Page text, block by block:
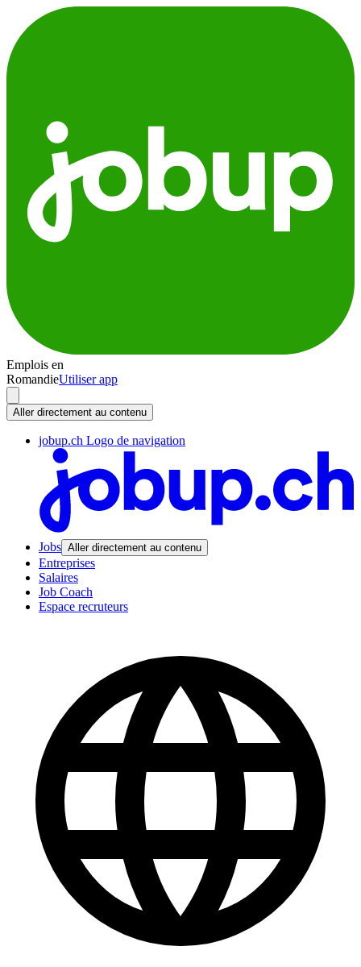
Emplois en
RomandieUtiliser app
Aller directement au contenu
jobup.ch Logo de navigation
Jobs Aller directement au contenu
Entreprises
Salaires
Job Coach
Espace recruteurs